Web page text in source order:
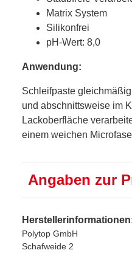
Matrix System
Silikonfrei
pH-Wert: 8,0
Anwendung:
Schleifpaste
und abschnittsweise im
Lackoberfläche
einem weichen
Angaben zur
Polytop GmbH
Schafweide 2